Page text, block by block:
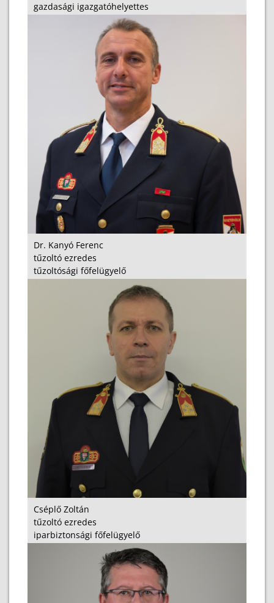
gazdasági igazgatóhelyettes
Dr. Kanyó Ferenc
tűzoltó ezredes
tűzoltósági főfelügyelő
Cséplő Zoltán
tűzoltó ezredes
iparbiztonsági főfelügyelő